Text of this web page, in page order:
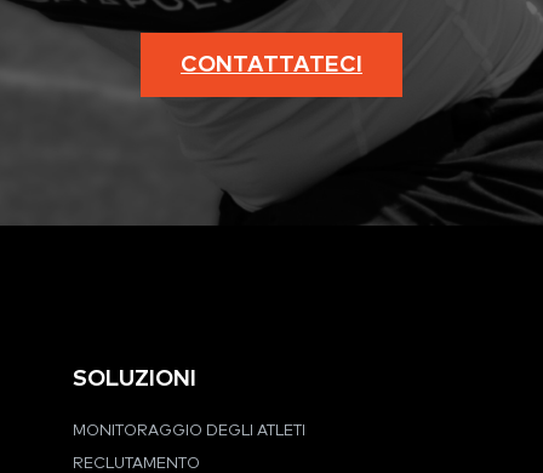
CONTATTATECI
SOLUZIONI
MONITORAGGIO DEGLI ATLETI
RECLUTAMENTO